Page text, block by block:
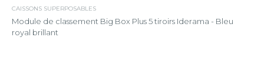
CAISSONS SUPERPOSABLES
Module de classement Big Box Plus 5 tiroirs Iderama - Bleu
royal brillant